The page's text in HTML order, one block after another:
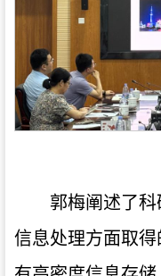
郭梅阐述了
信息处理方面取